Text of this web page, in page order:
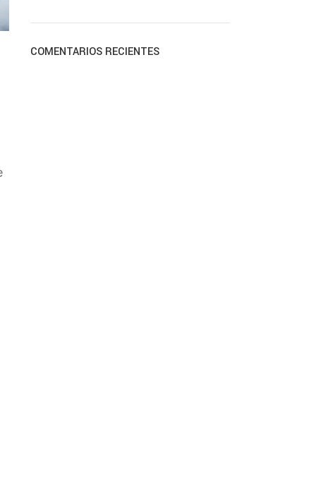
COMENTARIOS RECIENTES